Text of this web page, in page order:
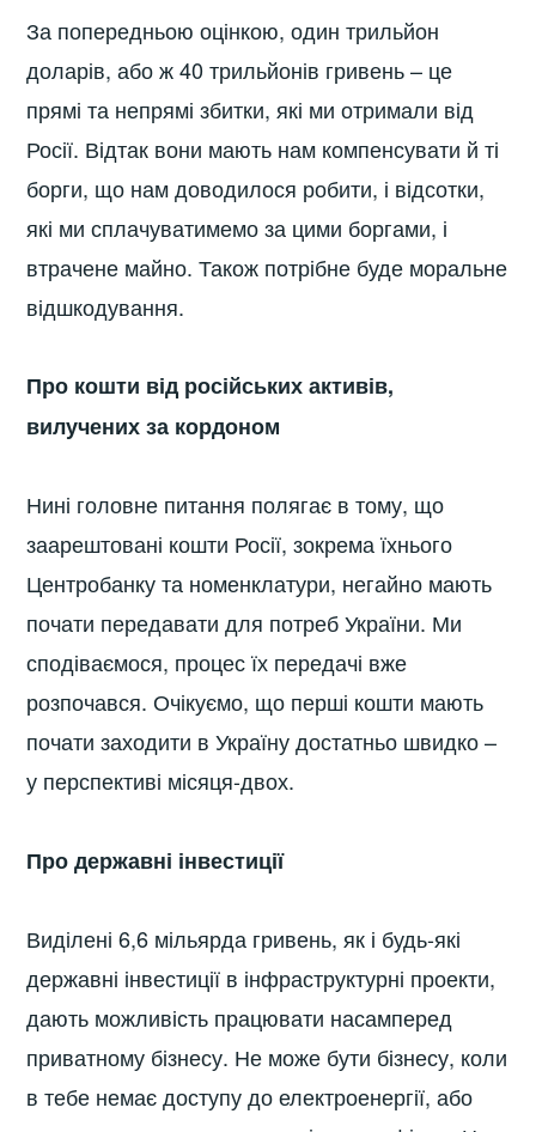
За попередньою оцінкою, один трильйон
доларів, або ж 40 трильйонів гривень – це
прямі та непрямі збитки, які ми отримали від
Росії. Відтак вони мають нам компенсувати й ті
борги, що нам доводилося робити, і відсотки,
які ми сплачуватимемо за цими боргами, і
втрачене майно. Також потрібне буде моральне
відшкодування.
Про кошти від російських активів,
вилучених за кордоном
Нині головне питання полягає в тому, що
заарештовані кошти Росії, зокрема їхнього
Центробанку та номенклатури, негайно мають
почати передавати для потреб України. Ми
сподіваємося, процес їх передачі вже
розпочався. Очікуємо, що перші кошти мають
почати заходити в Україну достатньо швидко –
у перспективі місяця-двох.
Про державні інвестиції
Виділені 6,6 мільярда гривень, як і будь-які
державні інвестиції в інфраструктурні проекти,
дають можливість працювати насамперед
приватному бізнесу. Не може бути бізнесу, коли
в тебе немає доступу до електроенергії, або